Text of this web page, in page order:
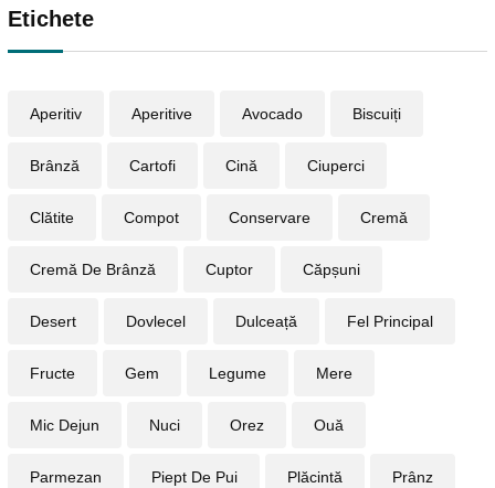
Etichete
Aperitiv Aperitive Avocado Biscuiți
Brânză Cartofi Cină Ciuperci
Clătite Compot Conservare Cremă
Cremă De Brânză Cuptor Căpșuni
Desert Dovlecel Dulceață Fel Principal
Fructe Gem Legume Mere
Mic Dejun Nuci Orez Ouă
Parmezan Piept De Pui Plăcintă Prânz